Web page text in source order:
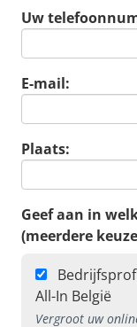
Uw
E-mail:
Plaats:
Geef aan in
(meerdere
All-In België
Vergroot uw